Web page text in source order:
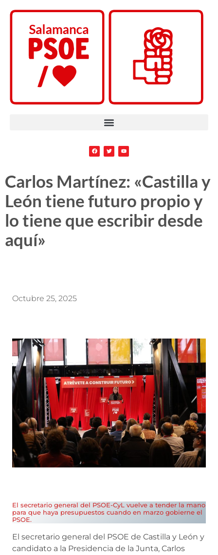
Carlos Martínez: «Castilla y
León tiene futuro propio y
lo tiene que escribir desde
aquí»
Octubre 25, 2025
El secretario general del PSOE-CyL vuelve a tender la mano
para que haya presupuestos cuando en marzo gobierne el
PSOE.
El secretario general del PSOE de Castilla y León y
candidato a la Presidencia de la Junta, Carlos